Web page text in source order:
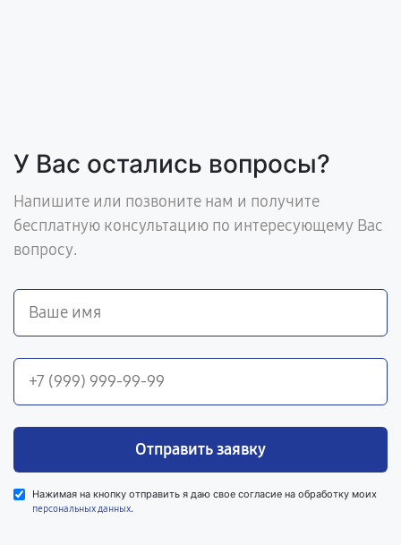
У Вас остались вопросы?
Напишите или позвоните нам и получите
бесплатную консультацию по интересующему Вас
вопросу.
Отправить заявку
Нажимая на кнопку отправить я даю свое согласие на обработку моих
персональных данных.